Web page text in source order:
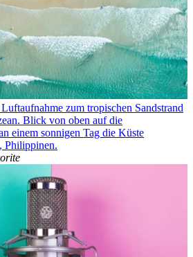
zum tropischen Sandstrand
Blick von oben auf die
einem sonnigen Tag die Küste
Philippinen.